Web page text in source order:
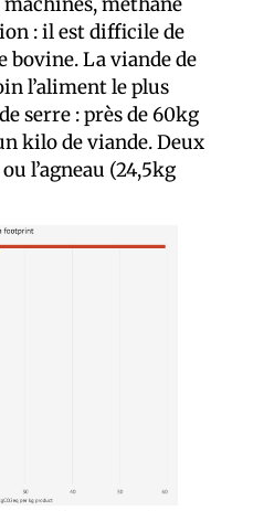
: il est difficile de
bovine. La viande de
l’aliment le plus
serre : près de 60kg
kilo de viande. Deux
l’agneau (24,5kg